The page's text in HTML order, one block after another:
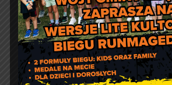
Jakość powietrza